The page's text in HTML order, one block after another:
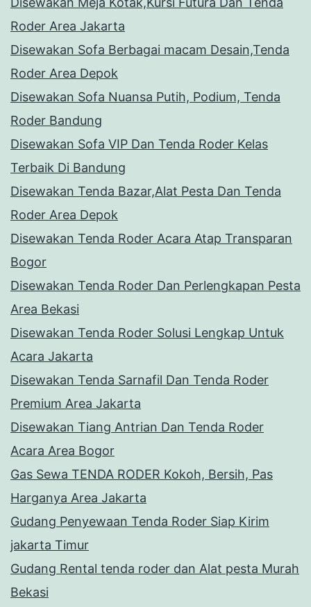
Roder Area Jakarta
Disewakan Sofa Berbagai macam Desain,Tenda
Roder Area Depok
Disewakan Sofa Nuansa Putih, Podium, Tenda
Roder Bandung
Disewakan Sofa VIP Dan Tenda Roder Kelas
Terbaik Di Bandung
Disewakan Tenda Bazar,Alat Pesta Dan Tenda
Roder Area Depok
Disewakan Tenda Roder Acara Atap Transparan
Bogor
Disewakan Tenda Roder Dan Perlengkapan Pesta
Area Bekasi
Disewakan Tenda Roder Solusi Lengkap Untuk
Acara Jakarta
Disewakan Tenda Sarnafil Dan Tenda Roder
Premium Area Jakarta
Disewakan Tiang Antrian Dan Tenda Roder
Acara Area Bogor
Gas Sewa TENDA RODER Kokoh, Bersih, Pas
Harganya Area Jakarta
Gudang Penyewaan Tenda Roder Siap Kirim
jakarta Timur
Gudang Rental tenda roder dan Alat pesta Murah
Bekasi